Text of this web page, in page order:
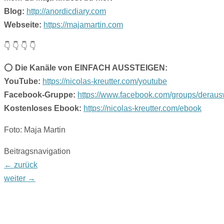
Blog: http://anordicdiary.com
Webseite: https://majamartin.com
👇 👇 👇 👇
⭕️ Die Kanäle von EINFACH AUSSTEIGEN:
YouTube: https://nicolas-kreutter.com/youtube
Facebook-Gruppe: https://www.facebook.com/groups/
Kostenloses Ebook: https://nicolas-kreutter.com/ebook
Foto: Maja Martin
Beitragsnavigation
← zurück
weiter →